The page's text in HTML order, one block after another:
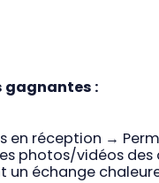
gagnantes :
en réception →
photos/vidéos
un échange